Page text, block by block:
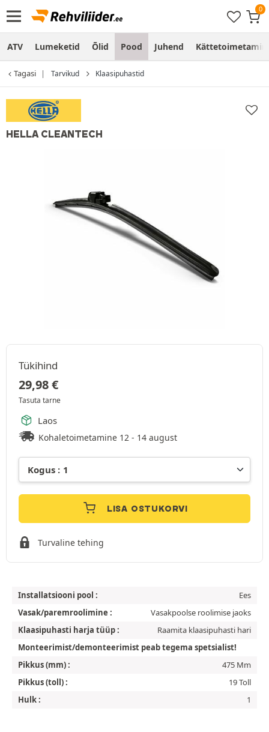
ATV Lumeketid Õlid Pood Juhend
Tagasi Tarvikud Klaasipuhastid
HELLA CLEANTECH
Tükihind
29,98€
Tasuta tarne
Laos
Kohaletoimetamine 12 - 14 august
LISA OSTUKORVI
Turvaline tehing
Installatsiooni pool :
Ees
Vasak/paremroolimine :
Vasakpoolse roolimise jaoks
Klaasipuhasti harja tüüp :
Raamita klaasipuhasti hari
Monteerimist/demonteerimist peab tegema spetsialist!
Pikkus (mm) :
475 Mm
Pikkus (toll) :
19 Toll
Hulk :
1